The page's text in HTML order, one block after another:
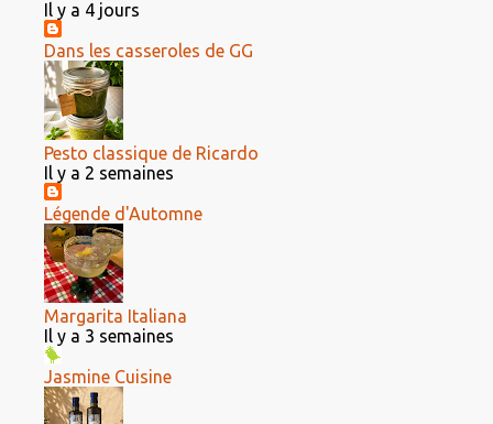
Il y a 4 jours
Dans les casseroles de GG
Pesto classique de Ricardo
Il y a 2 semaines
Légende d'Automne
Margarita Italiana
Il y a 3 semaines
Jasmine Cuisine